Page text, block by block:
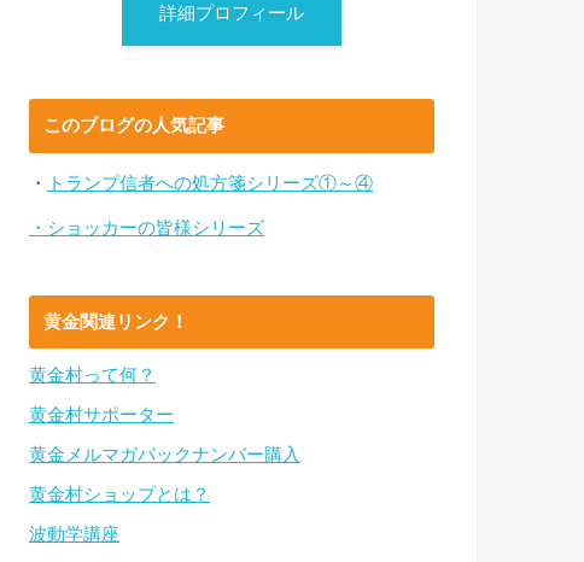
詳細プロフィール
このブログの人気記事
・ トランプ信者への処方箋シリーズ①～④
・ショッカーの皆様シリーズ
黄金関連リンク！
黄金村って何？
黄金村サポーター
黄金メルマガバックナンバー購入
黄金村ショップとは？
波動学講座